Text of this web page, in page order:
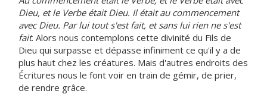
Dieu, et le Verbe était Dieu. Il était au commencement
avec Dieu. Par lui tout s'est fait, et sans lui rien ne s'est
fait. Alors nous contemplons cette divinité du Fils de
Dieu qui surpasse et dépasse infiniment ce qu'il y a de
plus haut chez les créatures. Mais d'autres endroits des
Écritures nous le font voir en train de gémir, de prier,
de rendre grâce.